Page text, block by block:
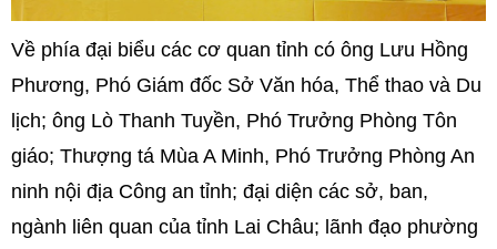
Về phía đại biểu các cơ quan tỉnh có ông Lưu Hồng
Phương, Phó Giám đốc Sở Văn hóa, Thể thao và Du
lịch; ông Lò Thanh Tuyền, Phó Trưởng Phòng Tôn
giáo; Thượng tá Mùa A Minh, Phó Trưởng Phòng An
ninh nội địa Công an tỉnh; đại diện các sở, ban,
ngành liên quan của tỉnh Lai Châu; lãnh đạo phường